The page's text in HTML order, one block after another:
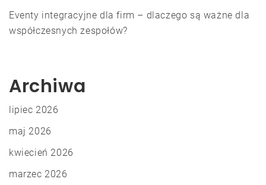
Eventy integracyjne dla firm – dlaczego są ważne dla
współczesnych zespołów?
Archiwa
lipiec 2026
maj 2026
kwiecień 2026
marzec 2026